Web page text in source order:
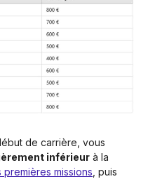
de carrière, vous
inférieur à la
missions , puis